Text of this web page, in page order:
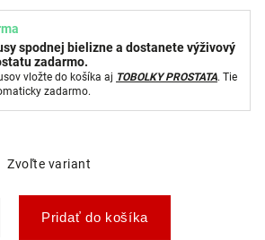
Zvoľte variant
Pridať do košíka
spodnej bielizne a dostanete výživový
zadarmo.
vložte do košíka aj TOBOLKY PROSTATA. Tie
zadarmo.